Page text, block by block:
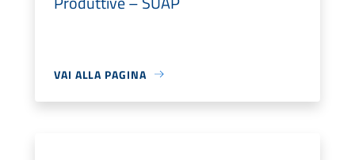
VAI ALLA PAGINA